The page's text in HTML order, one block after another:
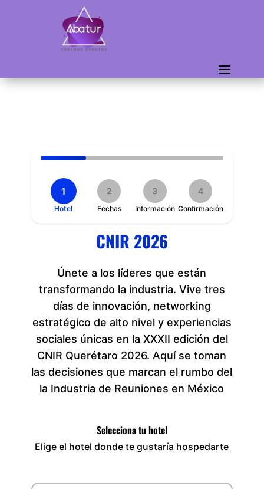
1
Hotel
2
Fechas
3
Información
4
Confirmación
CNIR 2026
Únete a los líderes que están
transformando la industria. Vive tres
días de innovación, networking
estratégico de alto nivel y experiencias
sociales únicas en la XXXII edición del
CNIR Querétaro 2026. Aquí se toman
las decisiones que marcan el rumbo del
la Industria de Reuniones en México
Selecciona tu hotel
Elige el hotel donde te gustaría hospedarte